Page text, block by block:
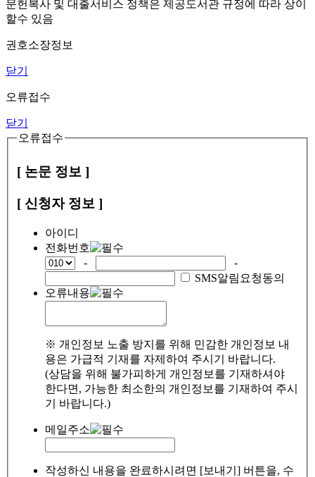
문헌복사 및 대출서비스 정책은 제공도서관 규정에 따라 상이
할수 있음
권호소장정보
닫기
오류접수
닫기
오류접수
[ 논문 정보 ]
[ 신청자 정보 ]
아이디
전화번호
-
-
SMS알림요청동의
오류내용
※ 개인정보 노출 방지를 위해 민감한 개인정보 내
용은 가급적 기재를 자제하여 주시기 바랍니다.
(상담을 위해 불가피하게 개인정보를 기재하셔야
한다면, 가능한 최소한의 개인정보를 기재하여 주시
기 바랍니다.)
메일주소
작성하신 내용을 완료하시려면 [보내기] 버튼을, 수